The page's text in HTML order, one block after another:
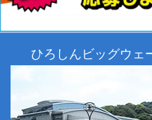
ひろしんビッグウェ